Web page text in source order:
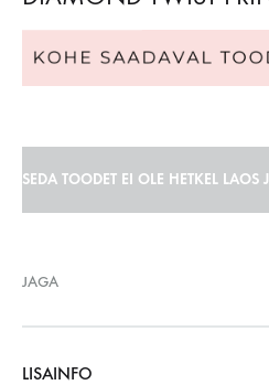
SEDA TOODET EI OLE HETKEL LAOS
JAGA
LISAINFO